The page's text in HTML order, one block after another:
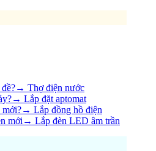
→ Thợ điện nước
→ Lắp đặt aptomat
mới?→ Lắp đồng hồ điện
mới → Lắp đèn LED âm trần